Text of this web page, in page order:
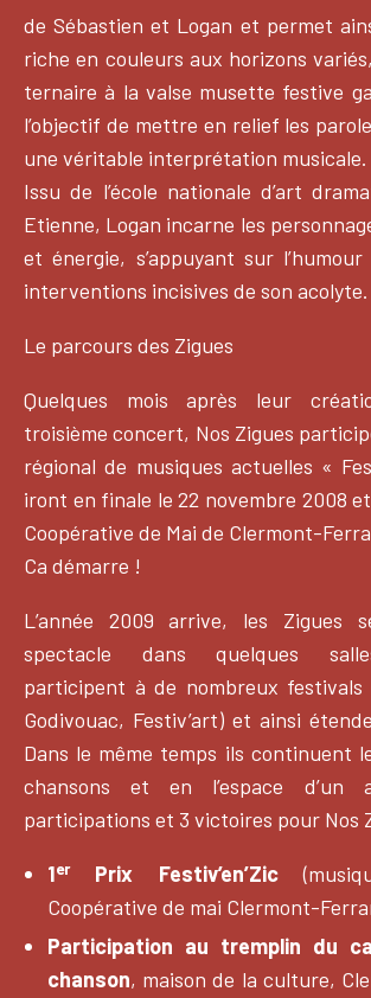
de Sébastien et Logan et permet
riche en couleurs aux horizons
ternaire à la valse musette festive
l’objectif de mettre en relief les
une véritable interprétation musicale.
Issu de l’école nationale d’art
Etienne, Logan incarne les
et énergie, s’appuyant sur
interventions incisives de son acolyte.
Le parcours des Zigues
Quelques mois après leur
troisième concert, Nos Zigues
régional de musiques actuelles «
iront en finale le 22 novembre 2008
Coopérative de Mai de Clermont-
Ca démarre !
L’année 2009 arrive, les Zigues
spectacle dans quelques
participent à de nombreux festivals
Godivouac, Festiv’art) et ainsi
Dans le même temps ils continuent
chansons et en l’espace
participations et 3 victoires pour Nos
1erPrix Festiv’en’Zic
Coopérative de mai Clermont-
Participation au tremplin du
chanson, maison de la culture,